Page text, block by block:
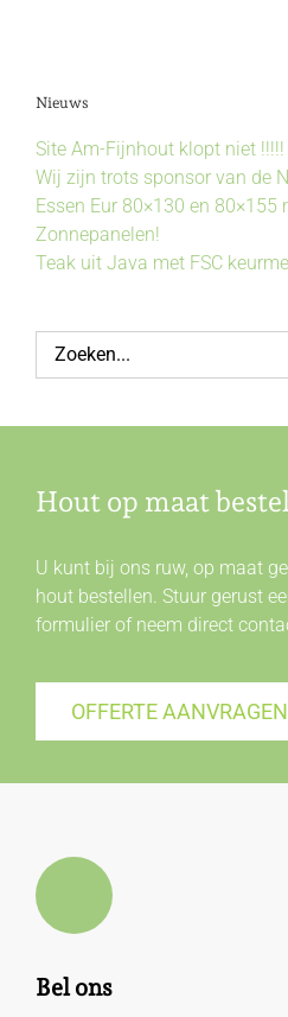
Nieuws
Site Am-Fijnhout klopt niet !!!!!
Wij zijn trots sponsor van de
Essen Eur 80×130 en 80×155
Zonnepanelen!
Teak uit Java met FSC
Zoeken
Hout op maat
U kunt bij ons ruw, op maat
hout bestellen. Stuur gerust
formulier of neem direct
OFFERTE AANVRAGEN
Bel ons